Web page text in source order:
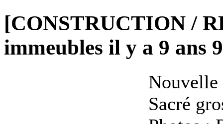
[CONSTRUCTION /
immeubles il y a 9 ans
Nouvelle
Sacré